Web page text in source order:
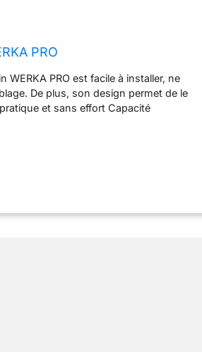
PRO
PRO est facile à installer, ne
De plus, son design permet de le
et sans effort Capacité
tout en restant discret dans votre jardin,
intelligent: Sa couleur noire
à l'intérieur pendant l'ensoleillement.
favorisent la décomposition
Conçu en polypropylène, un matériau
est également résistant aux intempéries